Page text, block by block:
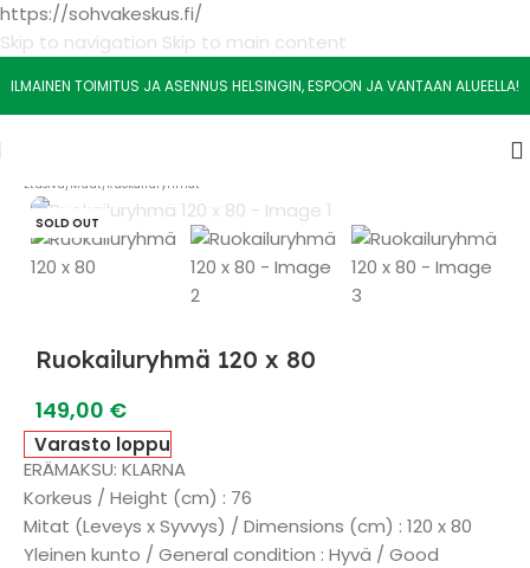
https://sohvakeskus.fi/
Skip to navigation Skip to main content
ILMAINEN TOIMITUS JA ASENNUS HELSINGIN, ESPOON JA VANTAAN ALUEELLA!
Etusivu/ Muut/ Ruokailuryhmät
SOLD OUT
Ruokailuryhmä 120 x 80
149,00 €
Varasto loppu
ERÄMAKSU: KLARNA
Korkeus / Height (cm) : 76
Mitat (Leveys x Syvvys) / Dimensions (cm) : 120 x 80
Yleinen kunto / General condition : Hyvä / Good